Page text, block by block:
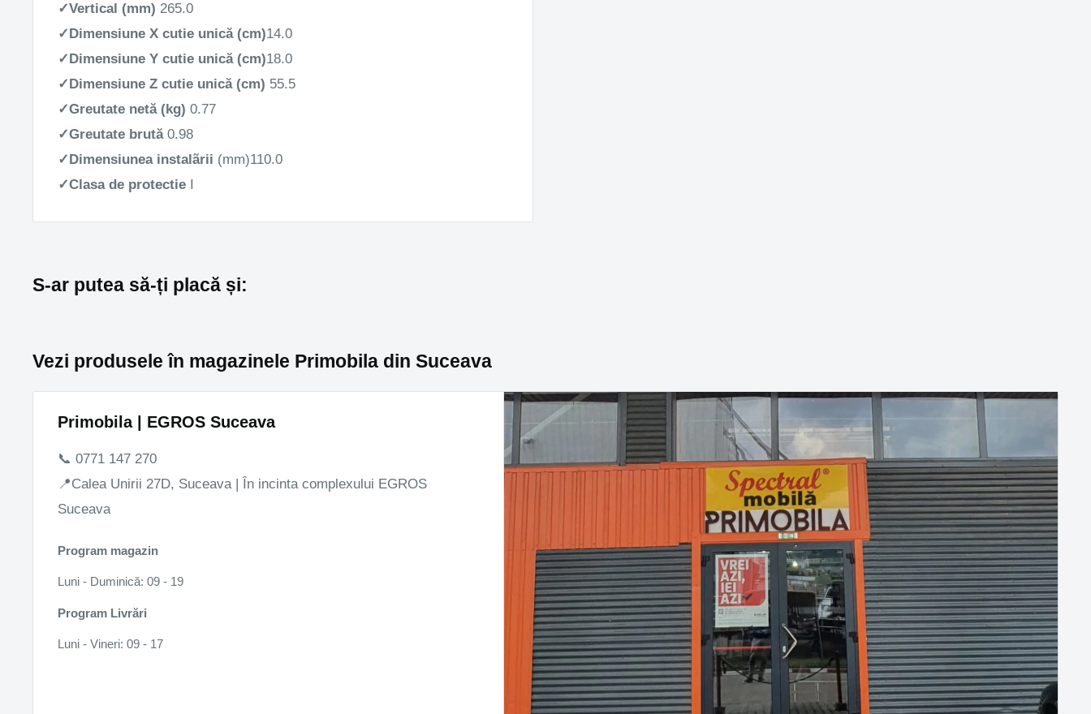
✓Vertical (mm) 265.0
✓Dimensiune X cutie unică (cm)14.0
✓Dimensiune Y cutie unică (cm)18.0
✓Dimensiune Z cutie unică (cm) 55.5
✓Greutate netă (kg) 0.77
✓Greutate brută 0.98
✓Dimensiunea instalãrii (mm)110.0
✓Clasa de protectie I
S-ar putea să-ți placă și:
Vezi produsele în magazinele Primobila din Suceava
Primobila | EGROS Suceava
📞 0771 147 270
📍Calea Unirii 27D, Suceava | În incinta complexului EGROS
Suceava
Program magazin
Luni - Duminică: 09 - 19
Program Livrări
Luni - Vineri: 09 - 17